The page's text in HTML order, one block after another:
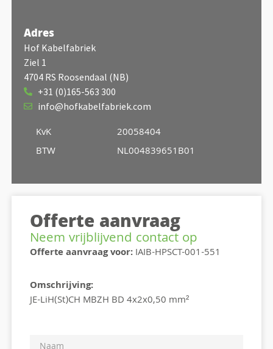
Adres
Hof Kabelfabriek
Ziel 1
4704 RS Roosendaal (NB)
+31 (0)165-563 300
info@hofkabelfabriek.com
KvK
BTW
20058404
NL004839651B01
Offerte aanvraag
Neem vrijblijvend contact op
Offerte aanvraag voor:IAIB-HPSCT-001-551
Omschrijving:
JE-LiH(St)CH MBZH BD 4x2x0,50 mm²